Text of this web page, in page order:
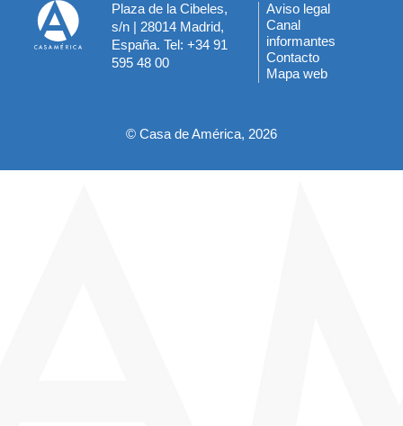
Plaza de la Cibeles,
s/n | 28014 Madrid,
España. Tel: +34 91
595 48 00
Menú
del
pie
Aviso legal
Canal
informantes
Contacto
Mapa web
© Casa de América, 2026